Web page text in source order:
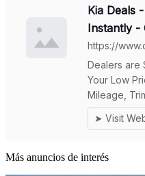
Más anuncios de interés